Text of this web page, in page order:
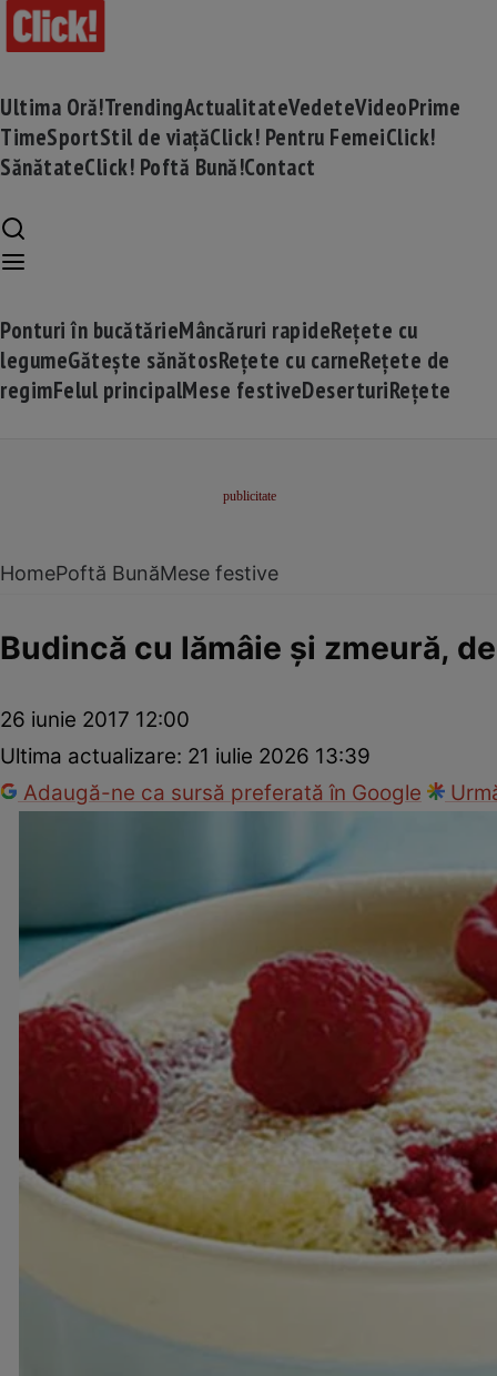
Ultima Oră!TrendingActualitateVedeteVideoPrime
TimeSportStil de viațăClick! Pentru FemeiClick!
SănătateClick! Poftă Bună!Contact
Ponturi în bucătărieMâncăruri rapideRețete cu
legumeGătește sănătosRețete cu carneRețete de
regimFelul principalMese festiveDeserturiRețete
HomePoftă BunăMese festive
Budincă cu lămâie şi zmeură,
26 iunie 2017 12:00
Ultima actualizare: 21 iulie 2026 13:39
Adaugă-ne ca sursă preferată în Google